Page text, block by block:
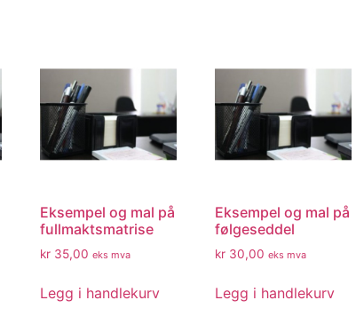
Eksempel og mal på
fullmaktsmatrise
kr 35,00 eks mva
Legg i handlekurv
Eksempel og mal på
følgeseddel
kr 30,00 eks mva
Legg i handlekurv